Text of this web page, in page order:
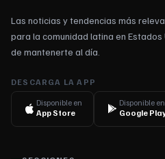
Las noticias y tendencias más
para la comunidad latina en Estados
de mantenerte al día.
DESCARGA LA APP
Disponible en
App Store
Disponible en
Google